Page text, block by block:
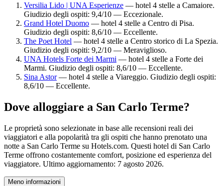
Versilia Lido | UNA Esperienze — hotel 4 stelle a Camaiore.
Giudizio degli ospiti: 9,4/10 — Eccezionale.
Grand Hotel Duomo — hotel 4 stelle a Centro di Pisa.
Giudizio degli ospiti: 8,6/10 — Eccellente.
The Poet Hotel — hotel 4 stelle a Centro storico di La Spezia.
Giudizio degli ospiti: 9,2/10 — Meraviglioso.
UNA Hotels Forte dei Marmi — hotel 4 stelle a Forte dei
Marmi. Giudizio degli ospiti: 8,6/10 — Eccellente.
Sina Astor— hotel 4 stelle a Viareggio. Giudizio degli ospiti:
8,6/10 — Eccellente.
Dove alloggiare a San Carlo Terme?
Le proprietà sono selezionate in base alle recensioni reali dei
viaggiatori e alla popolarità tra gli ospiti che hanno prenotato una
notte a San Carlo Terme su Hotels.com. Questi hotel di San Carlo
Terme offrono costantemente comfort, posizione ed esperienza del
viaggiatore. Ultimo aggiornamento: 7 agosto 2026.
Meno informazioni